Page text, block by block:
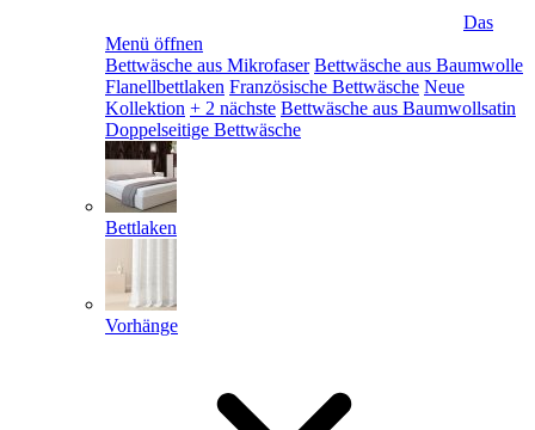
Das
Menü öffnen
Bettwäsche aus Mikrofaser Bettwäsche aus Baumwolle
Flanellbettlaken Französische Bettwäsche Neue
Kollektion + 2 nächste Bettwäsche aus Baumwollsatin
Doppelseitige Bettwäsche
Bettlaken
Vorhänge